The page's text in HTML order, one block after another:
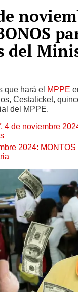
del
que hará el MPPE
Cestaticket,
del MPPE.
4 de noviembre
2024: